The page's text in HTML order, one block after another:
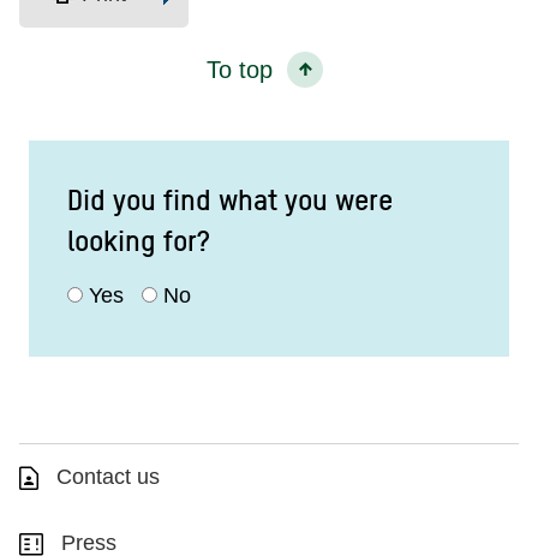
To top
Did you find what you were
looking for?
Yes No
Contact us
Press